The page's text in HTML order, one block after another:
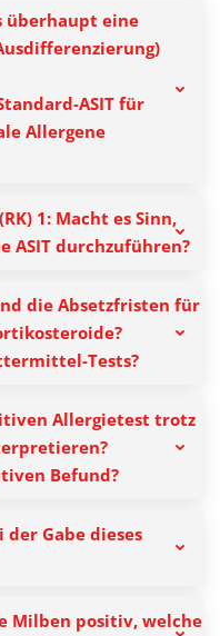
überhaupt eine
ASIT für
Allergene
1: Macht es Sinn,
ASIT durchzuführen?
die Absetzfristen für
Tests?
Allergietest trotz
Befund?
Gabe dieses
Milben positiv, welche